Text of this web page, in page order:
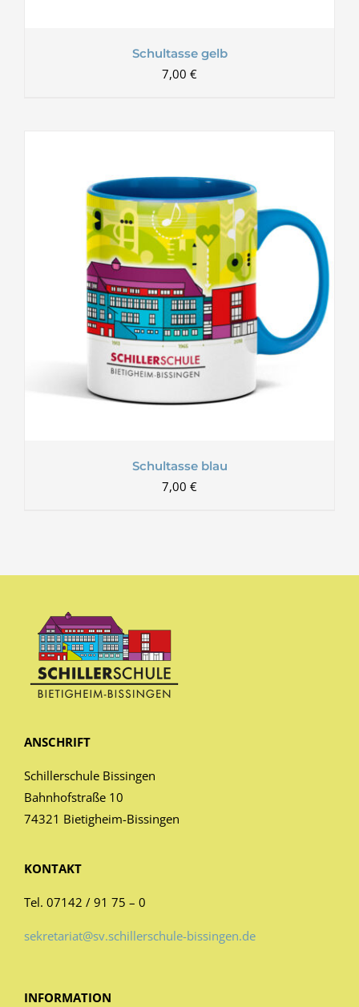
Schultasse gelb
7,00 €
Schultasse blau
7,00 €
ANSCHRIFT
Schillerschule Bissingen
Bahnhofstraße 10
74321 Bietigheim-Bissingen
KONTAKT
Tel. 07142 / 91 75 – 0
sekretariat@sv.schillerschule-bissingen.de
INFORMATION